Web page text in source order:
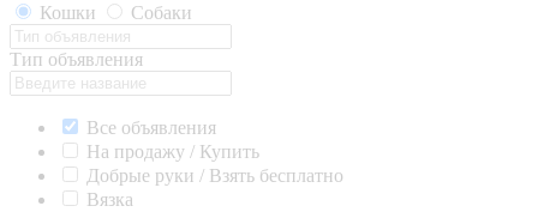
Кошки
Собаки
Тип объявления
Все объявления
На продажу / Купить
Добрые руки / Взять бесплатно
Вязка